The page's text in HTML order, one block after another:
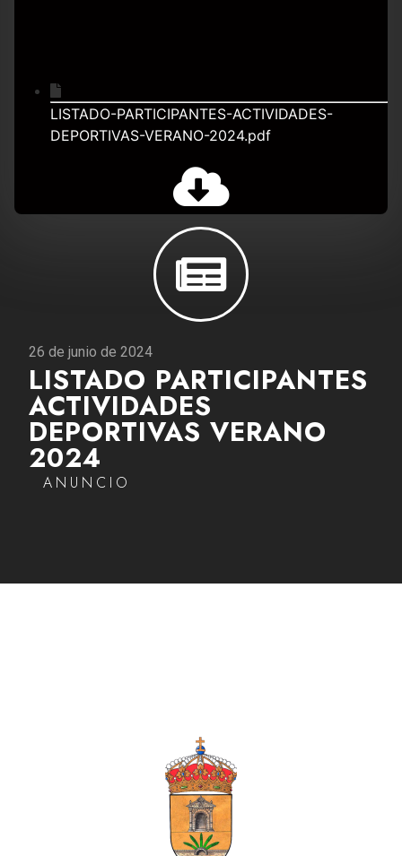
26 de junio de 2024
LISTADO PARTICIPANTES
ACTIVIDADES
DEPORTIVAS VERANO
2024
ANUNCIO
LISTADO-PARTICIPANTES-ACTIVIDADES-
DEPORTIVAS-VERANO-2024.pdf